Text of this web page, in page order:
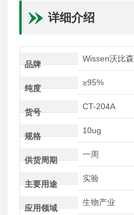
详细介绍
品牌
Wissen沃比森
纯度
≥95%
货号
CT-204A
规格
10ug
供货周期
一周
主要用途
实验
应用领域
生物产业